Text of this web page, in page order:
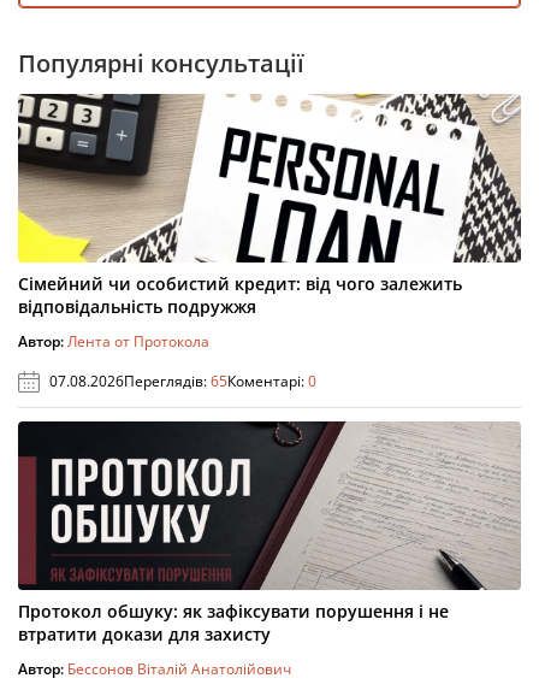
Популярні консультації
Сімейний чи особистий кредит: від чого залежить
відповідальність подружжя
Автор:Лента от Протокола
07.08.2026Переглядів:65Коментарі:0
Протокол обшуку: як зафіксувати порушення і не
втратити докази для захисту
Автор: Бессонов Віталій Анатолійович